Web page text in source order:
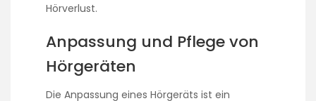
Hörverlust.
Anpassung und Pflege von
Hörgeräten
Die Anpassung eines Hörgeräts ist ein